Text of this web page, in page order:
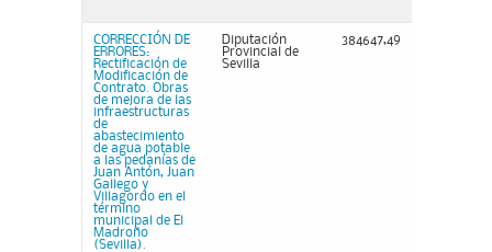
CORRECCIÓN DE
ERRORES:
Rectificación de
Modificación de
Contrato. Obras
de mejora de las
infraestructuras
de
abastecimiento
de agua potable
a las pedanías de
Juan Antón, Juan
Gallego y
Villagordo en el
término
municipal de El
Madroño
(Sevilla).
Diputación
Provincial de
Sevilla
384647,49